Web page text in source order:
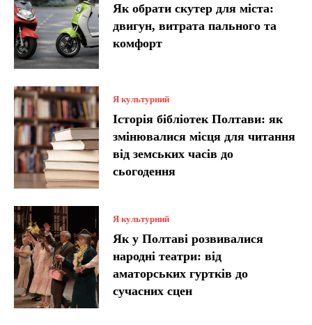
Як обрати скутер для міста:
двигун, витрата пального та
комфорт
Я культурний
Історія бібліотек Полтави: як
змінювалися місця для читання
від земських часів до
сьогодення
Я культурний
Як у Полтаві розвивалися
народні театри: від
аматорських гуртків до
сучасних сцен